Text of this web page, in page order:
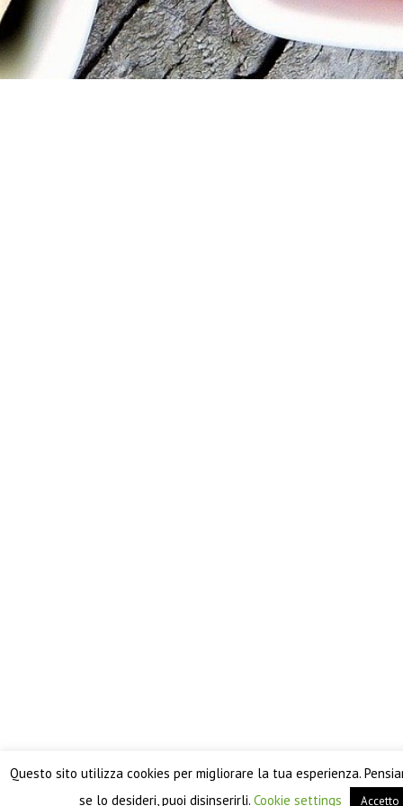
Questo sito utilizza cookies per migliorare la tua esperienza.
se lo desideri, puoi disinserirli. Cookie settings Accetto